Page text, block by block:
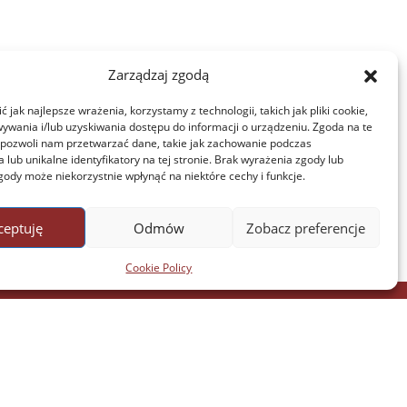
Zarządzaj zgodą
jak najlepsze wrażenia, korzystamy z technologii, takich jak pliki cookie,
i/lub uzyskiwania dostępu do informacji o urządzeniu. Zgoda na te
nam przetwarzać dane, takie jak zachowanie podczas
lub unikalne identyfikatory na tej stronie. Brak wyrażenia zgody lub
może niekorzystnie wpłynąć na niektóre cechy i funkcje.
Odmów Zobacz preferencje
Cookie Policy